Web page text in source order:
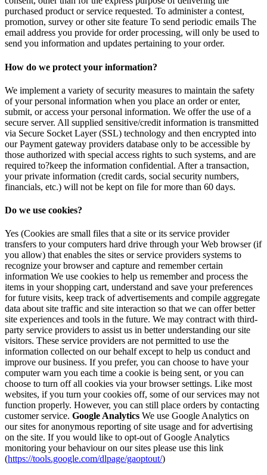
purchased product or service requested. To administer a contest,
promotion, survey or other site feature To send periodic emails The
email address you provide for order processing, will only be used to
send you information and updates pertaining to your order.
How do we protect your information?
We implement a variety of security measures to maintain the safety
of your personal information when you place an order or enter,
submit, or access your personal information. We offer the use of a
secure server. All supplied sensitive/credit information is transmitted
via Secure Socket Layer (SSL) technology and then encrypted into
our Payment gateway providers database only to be accessible by
those authorized with special access rights to such systems, and are
required to?keep the information confidential. After a transaction,
your private information (credit cards, social security numbers,
financials, etc.) will not be kept on file for more than 60 days.
Do we use cookies?
Yes (Cookies are small files that a site or its service provider
transfers to your computers hard drive through your Web browser (if
you allow) that enables the sites or service providers systems to
recognize your browser and capture and remember certain
information We use cookies to help us remember and process the
items in your shopping cart, understand and save your preferences
for future visits, keep track of advertisements and compile aggregate
data about site traffic and site interaction so that we can offer better
site experiences and tools in the future. We may contract with third-
party service providers to assist us in better understanding our site
visitors. These service providers are not permitted to use the
information collected on our behalf except to help us conduct and
improve our business. If you prefer, you can choose to have your
computer warn you each time a cookie is being sent, or you can
choose to turn off all cookies via your browser settings. Like most
websites, if you turn your cookies off, some of our services may not
function properly. However, you can still place orders by contacting
customer service. Google Analytics We use Google Analytics on
our sites for anonymous reporting of site usage and for advertising
on the site. If you would like to opt-out of Google Analytics
monitoring your behaviour on our sites please use this link
(https://tools.google.com/dlpage/gaoptout/)